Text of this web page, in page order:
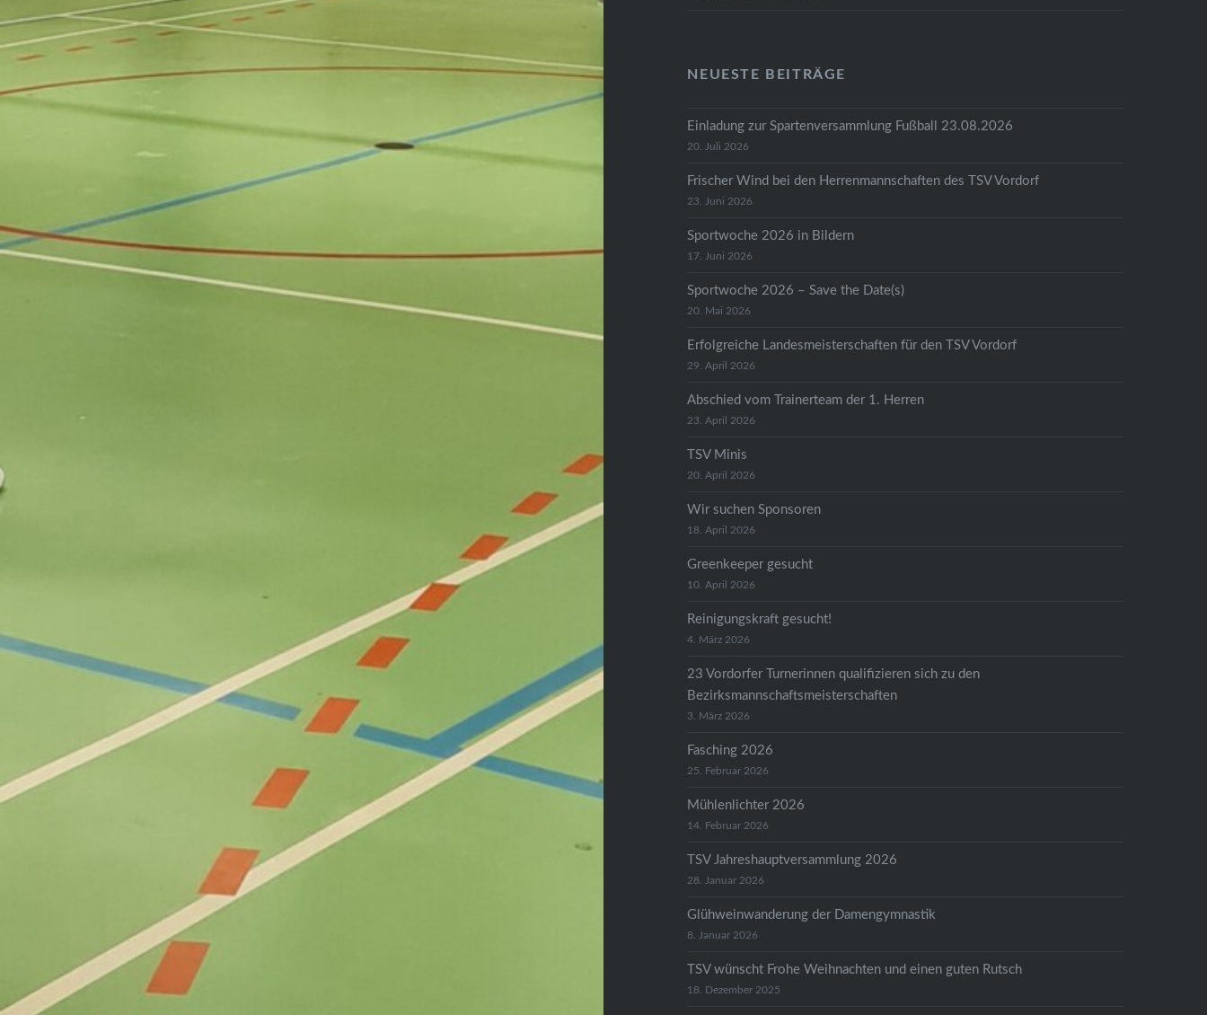
NEUESTE BEITRÄGE
Einladung zur Spartenversammlung Fußball 23.08.2026
20. Juli 2026
Frischer Wind bei den Herrenmannschaften des TSV Vordorf
23. Juni 2026
Sportwoche 2026 in Bildern
17. Juni 2026
Sportwoche 2026 – Save the Date(s)
20. Mai 2026
Erfolgreiche Landesmeisterschaften für den TSV Vordorf
29. April 2026
Abschied vom Trainerteam der 1. Herren
23. April 2026
TSV Minis
20. April 2026
Wir suchen Sponsoren
18. April 2026
Greenkeeper gesucht
10. April 2026
Reinigungskraft gesucht!
4. März 2026
23 Vordorfer Turnerinnen qualifizieren sich zu den
Bezirksmannschaftsmeisterschaften
3. März 2026
Fasching 2026
25. Februar 2026
Mühlenlichter 2026
14. Februar 2026
TSV Jahreshauptversammlung 2026
28. Januar 2026
Glühweinwanderung der Damengymnastik
8. Januar 2026
TSV wünscht Frohe Weihnachten und einen guten Rutsch
18. Dezember 2025